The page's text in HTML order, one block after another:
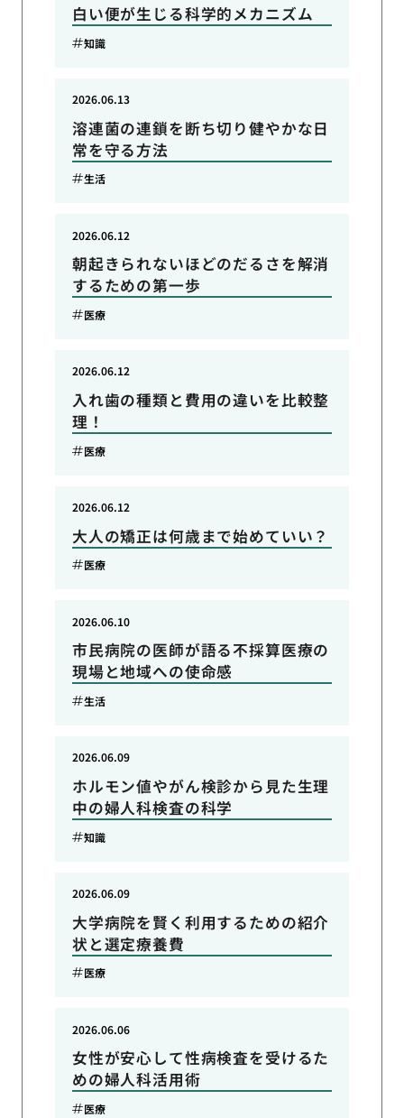
白い便が生じる科学的メカニズム
知識
溶連菌の連鎖を断ち切り健やかな日
常を守る方法
2026.06.13
生活
朝起きられないほどのだるさを解消
するための第一歩
2026.06.12
医療
入れ歯の種類と費用の違いを比較整
理！
2026.06.12
医療
大人の矯正は何歳まで始めていい？
2026.06.12
医療
市民病院の医師が語る不採算医療の
現場と地域への使命感
2026.06.10
生活
ホルモン値やがん検診から見た生理
中の婦人科検査の科学
2026.06.09
知識
大学病院を賢く利用するための紹介
状と選定療養費
2026.06.09
医療
女性が安心して性病検査を受けるた
めの婦人科活用術
2026.06.06
医療